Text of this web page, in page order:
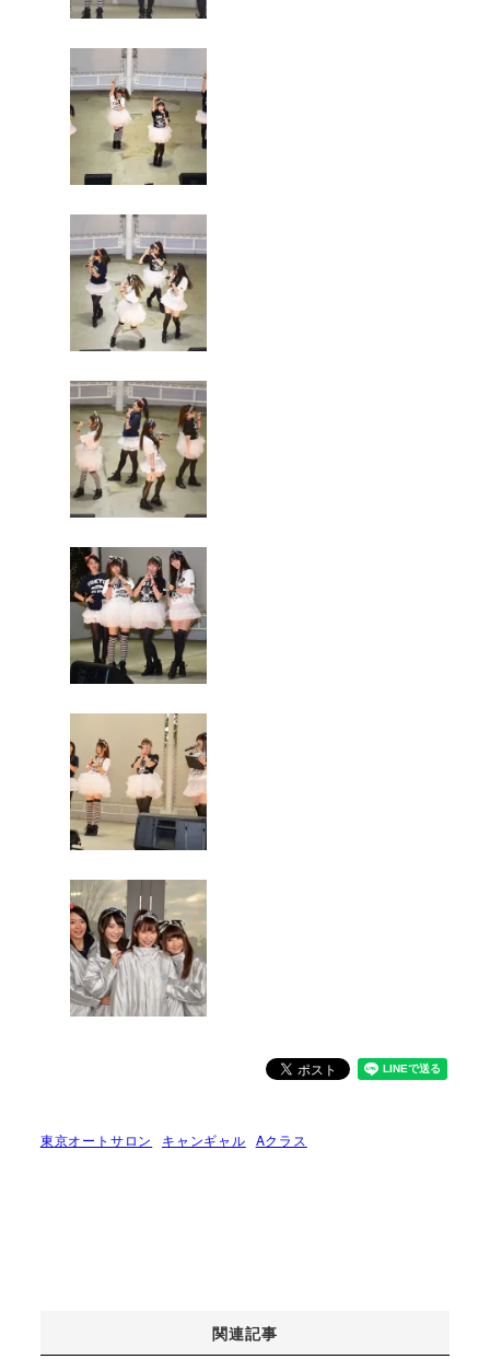
東京オートサロン キャンギャル Aクラス
関連記事